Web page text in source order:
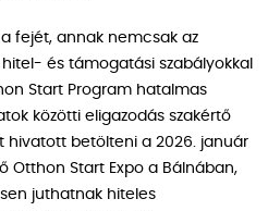
fejét, annak nemcsak az
és támogatási szabályokkal
Start Program hatalmas
közötti eligazodás szakértő
hivatott betölteni a 2026. január
Otthon Start Expo a Bálnában,
juthatnak hiteles